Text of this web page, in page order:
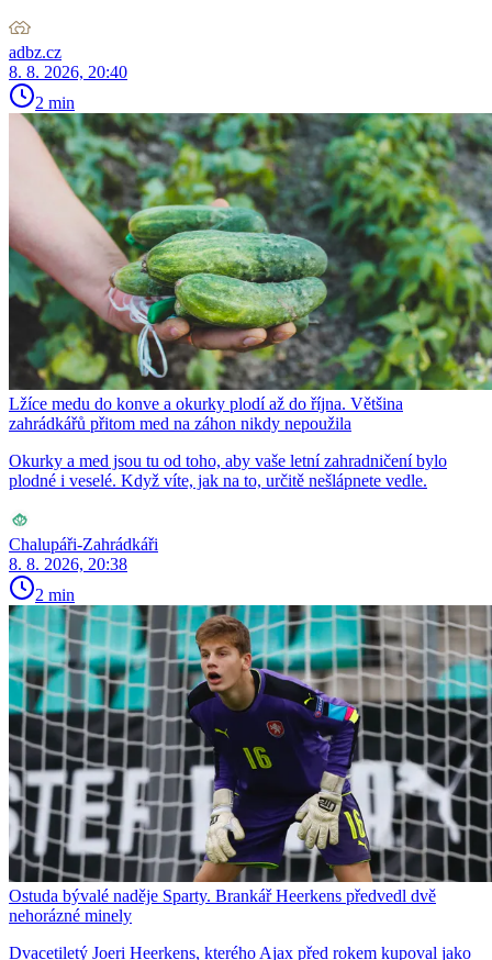
adbz.cz
8. 8. 2026, 20:40
2 min
Lžíce medu do konve a okurky plodí až do října. Většina
zahrádkářů přitom med na záhon nikdy nepoužila
Okurky a med jsou tu od toho, aby vaše letní zahradničení bylo
plodné i veselé. Když víte, jak na to, určitě nešlápnete vedle.
Chalupáři-Zahrádkáři
8. 8. 2026, 20:38
2 min
Ostuda bývalé naděje Sparty. Brankář Heerkens předvedl dvě
nehorázné minely
Dvacetiletý Joeri Heerkens, kterého Ajax před rokem kupoval jako